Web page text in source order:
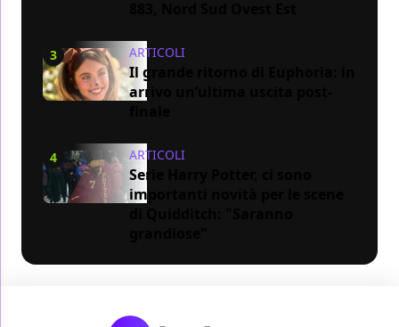
3 ARTICOLI
Il grande ritorno di Euphoria: in
arrivo un’ultima uscita post-
4 ARTICOLI
Serie Harry Potter, ci sono
importanti novità per le scene